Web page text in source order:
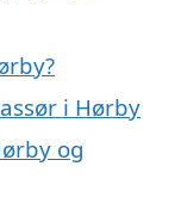
i Hørby
og